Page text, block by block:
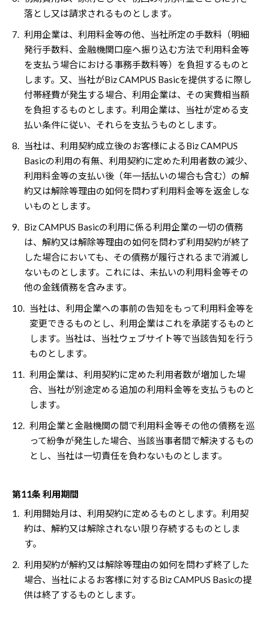
落とし又は請求されるものとします。
7. 利用企業は、利用料金等の他、当社所定の手数料（明細
発行手数料、金融機関口座へ振り込む方法で利用料金等
を支払う場合における事務手数料等）を負担するものと
します。又、当社がBiz CAMPUS Basicを提供するに際し
付帯経費が発生する場合、利用企業は、その実費相当額
を負担するものとします。利用企業は、当社が定める支
払い条件に従い、それらを支払うものとします。
8. 当社は、利用契約成立後のお客様によるBiz CAMPUS
Basicの利用の有無、利用契約に定めた利用者数の減少、
利用料金等の支払い後（年一括払いの場合も含む）の解
約又は解除等理由の如何を問わず利用料金等を返金しな
いものとします。
9. Biz CAMPUS Basicの利用に係る利用企業の一切の債務
は、解約又は解除等理由の如何を問わず利用契約が終了
した場合においても、その債務が履行されるまで消滅し
ないものとします。これには、未払いの利用料金等その
他の金銭債務を含みます。
10. 当社は、利用企業への事前の告知をもって利用料金等を
変更できるものとし、利用企業はこれを承諾するものと
します。当社は、当社ウェブサイト等で当該告知を行う
ものとします。
11. 利用企業は、利用契約に定めた利用者数が増加した場
合、当社が別途定める追加の利用料金等を支払うものと
します。
12. 利用企業と金融機関の間で利用料金等その他の債務を巡
って紛争が発生した場合、当該当事者間で解決するもの
とし、当社は一切責任を負わないものとします。
第11条 利用期間
1. 利用開始月は、利用契約に定めるものとします。利用契
約は、解約又は解除されない限り存続するものとしま
す。
2. 利用契約が解約又は解除等理由の如何を問わず終了した
場合、当社によるお客様に対するBiz CAMPUS Basicの提
供は終了するものとします。